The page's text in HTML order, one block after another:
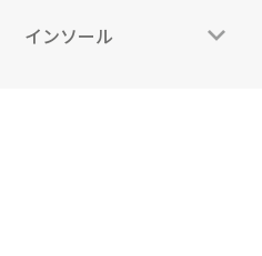
インソール